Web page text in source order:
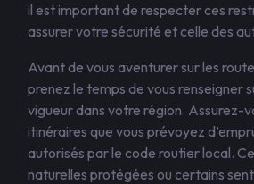
il est important de respecter ces
assurer votre sécurité et celle des
Avant de vous aventurer sur les
prenez le temps de vous renseigner
vigueur dans votre région. Assurez-
itinéraires que vous prévoyez
autorisés par le code routier local.
naturelles protégées ou certains